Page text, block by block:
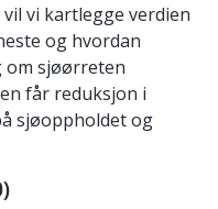
vi kartlegge verdien
og hvordan
om sjøørreten
får reduksjon i
sjøoppholdet og